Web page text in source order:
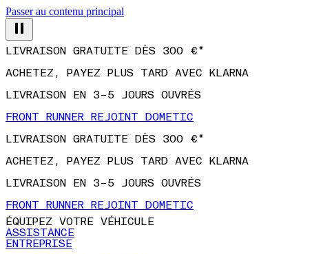
Passer au contenu principal
LIVRAISON GRATUITE DÈS 300 €*
ACHETEZ, PAYEZ PLUS TARD AVEC KLARNA
LIVRAISON EN 3–5 JOURS OUVRÉS
FRONT RUNNER REJOINT DOMETIC
LIVRAISON GRATUITE DÈS 300 €*
ACHETEZ, PAYEZ PLUS TARD AVEC KLARNA
LIVRAISON EN 3–5 JOURS OUVRÉS
FRONT RUNNER REJOINT DOMETIC
ÉQUIPEZ VOTRE VÉHICULE
ASSISTANCE
ENTREPRISE